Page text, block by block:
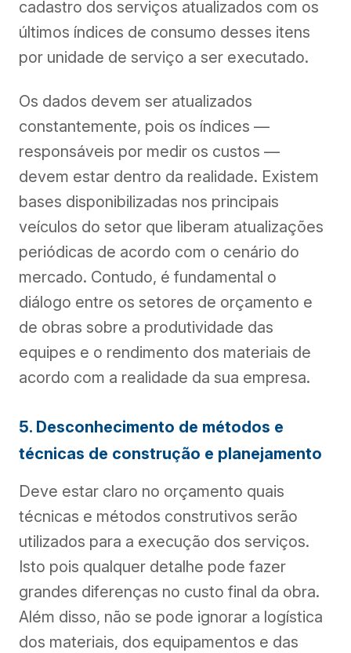
cadastro dos serviços atualizados com os
últimos índices de consumo desses itens
por unidade de serviço a ser executado.
Os dados devem ser atualizados
constantemente, pois os índices —
responsáveis por medir os custos —
devem estar dentro da realidade. Existem
bases disponibilizadas nos principais
veículos do setor que liberam atualizações
periódicas de acordo com o cenário do
mercado. Contudo, é fundamental o
diálogo entre os setores de orçamento e
de obras sobre a produtividade das
equipes e o rendimento dos materiais de
acordo com a realidade da sua empresa.
5. Desconhecimento de métodos e
técnicas de construção e planejamento
Deve estar claro no orçamento quais
técnicas e métodos construtivos serão
utilizados para a execução dos serviços.
Isto pois qualquer detalhe pode fazer
grandes diferenças no custo final da obra.
Além disso, não se pode ignorar a logística
dos materiais, dos equipamentos e das